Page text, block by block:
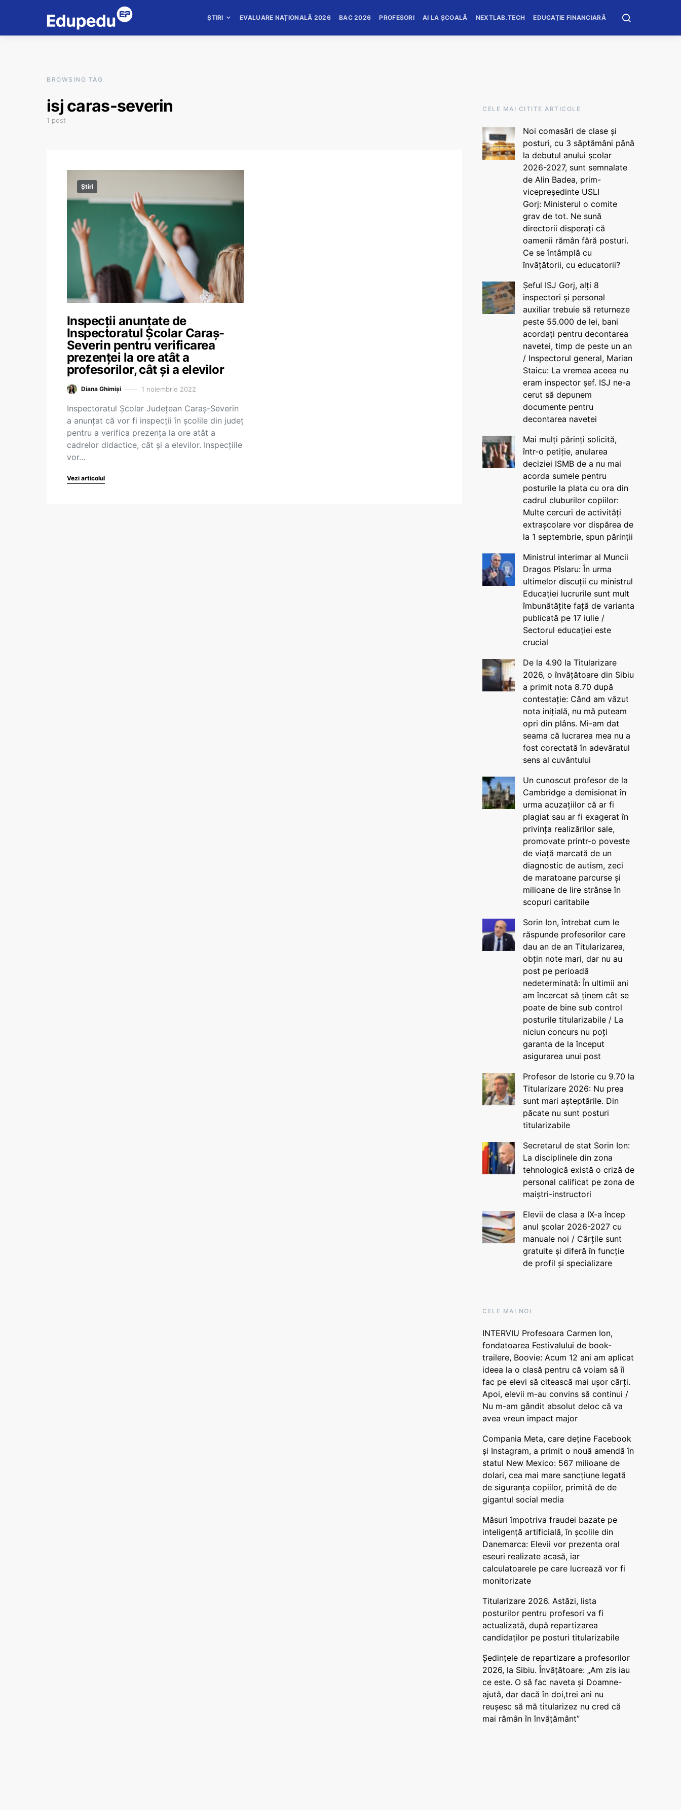
ȘTIRI EVALUARE NAȚIONALĂ 2026 BAC 2026 PROFESORI AI LA ȘCOALĂ NEXTLAB.TECH EDUCAȚIE FINANCIARĂ
BROWSING TAG
isj caras-severin
1 post
Știri
Inspecții anunțate de
Inspectoratul Școlar Caraș-
Severin pentru verificarea
prezenței la ore atât a
profesorilor, cât și a elevilor
Diana Ghimiși 1 noiembrie 2022
Inspectoratul Școlar Județean Caraș-Severin
a anunțat că vor fi inspecții în școlile din județ
pentru a verifica prezența la ore atât a
cadrelor didactice, cât și a elevilor. Inspecțiile
vor…
Vezi articolul
CELE MAI CITITE ARTICOLE
Noi comasări de clase și
posturi, cu 3 săptămâni până
la debutul anului școlar
2026-2027, sunt semnalate
de Alin Badea, prim-
vicepreședinte USLI
Gorj: Ministerul o comite
grav de tot. Ne sună
directorii disperați că
oamenii rămân fără posturi.
Ce se întâmplă cu
învățătorii, cu educatorii?
Șeful ISJ Gorj, alți 8
inspectori și personal
auxiliar trebuie să returneze
peste 55.000 de lei, bani
acordați pentru decontarea
navetei, timp de peste un an
/ Inspectorul general, Marian
Staicu: La vremea aceea nu
eram inspector șef. ISJ ne-a
cerut să depunem
documente pentru
decontarea navetei
Mai mulți părinți solicită,
într-o petiție, anularea
deciziei ISMB de a nu mai
acorda sumele pentru
posturile la plata cu ora din
cadrul cluburilor copiilor:
Multe cercuri de activități
extrașcolare vor dispărea de
la 1 septembrie, spun părinții
Ministrul interimar al Muncii
Dragos Pîslaru: În urma
ultimelor discuții cu ministrul
Educației lucrurile sunt mult
îmbunătățite față de varianta
publicată pe 17 iulie /
Sectorul educației este
crucial
De la 4.90 la Titularizare
2026, o învățătoare din Sibiu
a primit nota 8.70 după
contestație: Când am văzut
nota inițială, nu mă puteam
opri din plâns. Mi-am dat
seama că lucrarea mea nu a
fost corectată în adevăratul
sens al cuvântului
Un cunoscut profesor de la
Cambridge a demisionat în
urma acuzațiilor că ar fi
plagiat sau ar fi exagerat în
privința realizărilor sale,
promovate printr-o poveste
de viață marcată de un
diagnostic de autism, zeci
de maratoane parcurse și
milioane de lire strânse în
scopuri caritabile
Sorin Ion, întrebat cum le
răspunde profesorilor care
dau an de an Titularizarea,
obțin note mari, dar nu au
post pe perioadă
nedeterminată: În ultimii ani
am încercat să ținem cât se
poate de bine sub control
posturile titularizabile / La
niciun concurs nu poți
garanta de la început
asigurarea unui post
Profesor de Istorie cu 9.70 la
Titularizare 2026: Nu prea
sunt mari așteptările. Din
păcate nu sunt posturi
titularizabile
Secretarul de stat Sorin Ion:
La disciplinele din zona
tehnologică există o criză de
personal calificat pe zona de
maiștri-instructori
Elevii de clasa a IX-a încep
anul școlar 2026-2027 cu
manuale noi / Cărțile sunt
gratuite și diferă în funcție
de profil și specializare
CELE MAI NOI
INTERVIU Profesoara Carmen Ion,
fondatoarea Festivalului de book-
trailere, Boovie: Acum 12 ani am aplicat
ideea la o clasă pentru că voiam să îi
fac pe elevi să citească mai ușor cărți.
Apoi, elevii m-au convins să continui /
Nu m-am gândit absolut deloc că va
avea vreun impact major
Compania Meta, care deține Facebook
și Instagram, a primit o nouă amendă în
statul New Mexico: 567 milioane de
dolari, cea mai mare sancțiune legată
de siguranța copiilor, primită de de
gigantul social media
Măsuri împotriva fraudei bazate pe
inteligență artificială, în școlile din
Danemarca: Elevii vor prezenta oral
eseuri realizate acasă, iar
calculatoarele pe care lucrează vor fi
monitorizate
Titularizare 2026. Astăzi, lista
posturilor pentru profesori va fi
actualizată, după repartizarea
candidaților pe posturi titularizabile
Ședințele de repartizare a profesorilor
2026, la Sibiu. Învățătoare: „Am zis iau
ce este. O să fac naveta și Doamne-
ajută, dar dacă în doi,trei ani nu
reușesc să mă titularizez nu cred că
mai rămân în învățământ”